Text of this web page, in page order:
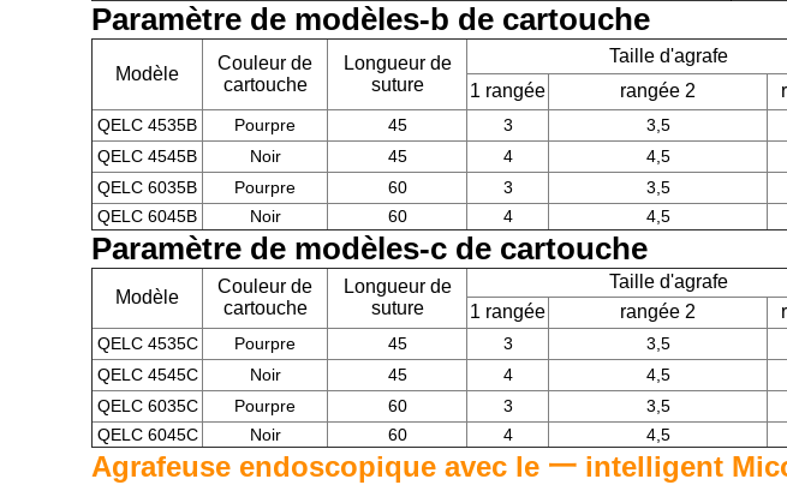
Paramètre de modèles-b de cartouche
Modèle
Couleur de
cartouche
Longueur de
suture
Taille d'agrafe
1 rangée
rangée 2
QELC 4535B Pourpre 45 3 3,5
QELC 4545B
Noir 45 4 4,5
QELC 6035B
Pourpre 60 3 3,5
QELC 6045B
Noir 60 4 4,5
Paramètre de modèles-c de cartouche
Modèle
Couleur de
cartouche
Longueur de
suture
Taille d'agrafe
1 rangée
rangée 2
QELC 4535C Pourpre 45 3 3,5
QELC 4545C
Noir 45 4 4,5
QELC 6035C
Pourpre 60 3 3,5
QELC 6045C
Noir 60 4 4,5
Agrafeuse endoscopique avec le 一 intelligent